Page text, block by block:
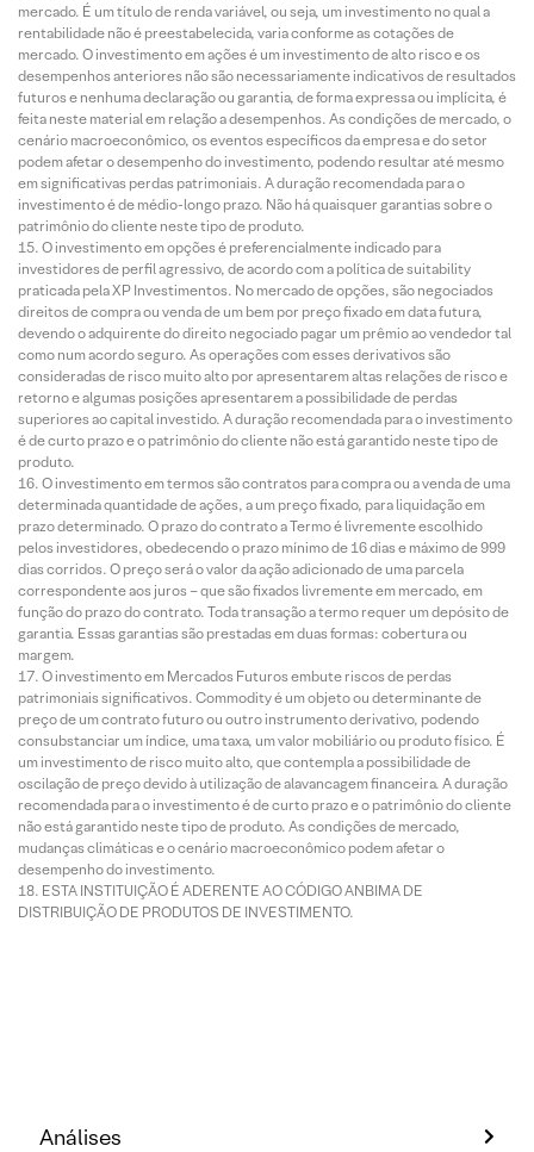
mercado. É um título de renda variável, ou seja, um investimento no qual a
rentabilidade não é preestabelecida, varia conforme as cotações de
mercado. O investimento em ações é um investimento de alto risco e os
desempenhos anteriores não são necessariamente indicativos de resultados
futuros e nenhuma declaração ou garantia, de forma expressa ou implícita, é
feita neste material em relação a desempenhos. As condições de mercado, o
cenário macroeconômico, os eventos específicos da empresa e do setor
podem afetar o desempenho do investimento, podendo resultar até mesmo
em significativas perdas patrimoniais. A duração recomendada para o
investimento é de médio-longo prazo. Não há quaisquer garantias sobre o
patrimônio do cliente neste tipo de produto.
O investimento em opções é preferencialmente indicado para
investidores de perfil agressivo, de acordo com a política de suitability
praticada pela XP Investimentos. No mercado de opções, são negociados
direitos de compra ou venda de um bem por preço fixado em data futura,
devendo o adquirente do direito negociado pagar um prêmio ao vendedor tal
como num acordo seguro. As operações com esses derivativos são
consideradas de risco muito alto por apresentarem altas relações de risco e
retorno e algumas posições apresentarem a possibilidade de perdas
superiores ao capital investido. A duração recomendada para o investimento
é de curto prazo e o patrimônio do cliente não está garantido neste tipo de
produto.
O investimento em termos são contratos para compra ou a venda de uma
determinada quantidade de ações, a um preço fixado, para liquidação em
prazo determinado. O prazo do contrato a Termo é livremente escolhido
pelos investidores, obedecendo o prazo mínimo de 16 dias e máximo de 999
dias corridos. O preço será o valor da ação adicionado de uma parcela
correspondente aos juros – que são fixados livremente em mercado, em
função do prazo do contrato. Toda transação a termo requer um depósito de
garantia. Essas garantias são prestadas em duas formas: cobertura ou
margem.
O investimento em Mercados Futuros embute riscos de perdas
patrimoniais significativos. Commodity é um objeto ou determinante de
preço de um contrato futuro ou outro instrumento derivativo, podendo
consubstanciar um índice, uma taxa, um valor mobiliário ou produto físico. É
um investimento de risco muito alto, que contempla a possibilidade de
oscilação de preço devido à utilização de alavancagem financeira. A duração
recomendada para o investimento é de curto prazo e o patrimônio do cliente
não está garantido neste tipo de produto. As condições de mercado,
mudanças climáticas e o cenário macroeconômico podem afetar o
desempenho do investimento.
ESTA INSTITUIÇÃO É ADERENTE AO CÓDIGO ANBIMA DE
DISTRIBUIÇÃO DE PRODUTOS DE INVESTIMENTO.
Análises